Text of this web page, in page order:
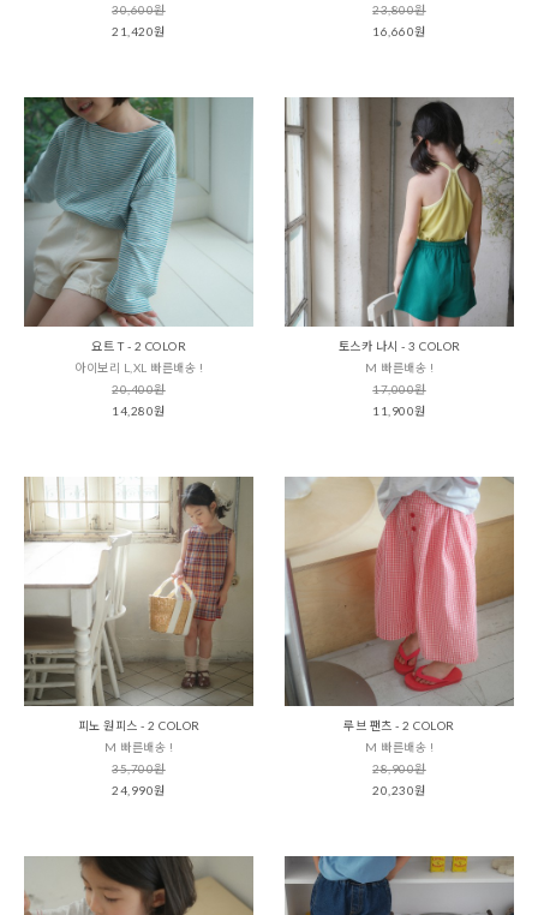
30,600원
21,420원
23,800원
16,660원
요트 T - 2 COLOR
아이보리 L,XL 빠른배송 !
20,400원
14,280원
토스카 나시 - 3 COLOR
M 빠른배송 !
17,000원
11,900원
피노 원피스 - 2 COLOR
M 빠른배송 !
35,700원
24,990원
루브 팬츠 - 2 COLOR
M 빠른배송 !
28,900원
20,230원